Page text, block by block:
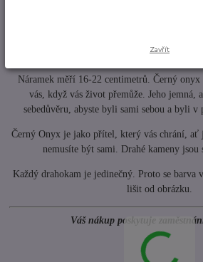
drahokamu onyxu a má bavlněnou nit s
Náramek měří 16-22 centimetrů. Černý
vás, když vás život přemůže. Jeho jemná,
sebedůvěru, abyste byli sami sebou a byli v
Černý Onyx je jako přítel, který vás chrání, ať
nemusíte být sami. Drahé kameny jsou
Každý drahokam je jedinečný. Proto se barva
lišit od obrázku.
Váš nákup poskytuje
Zavřít